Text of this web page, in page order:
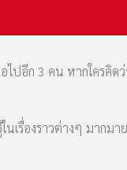
ปอีก 3 คน หากใครคิ
รื่องราวต่างๆ มากม